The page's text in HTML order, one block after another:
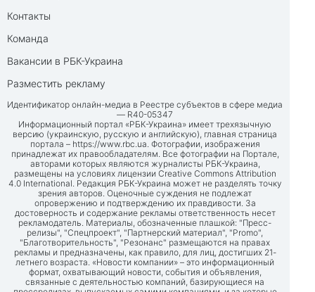
Контакты
Команда
Вакансии в РБК-Украина
Разместить рекламу
Идентификатор онлайн-медиа в Реестре субъектов в сфере медиа
— R40-05347
Информационный портал «РБК-Украина» имеет трехязычную
версию (украинскую, русскую и английскую), главная страница
портала – https://www.rbc.ua. Фотографии, изображения
принадлежат их правообладателям. Все фотографии на Портале,
авторами которых являются журналисты РБК-Украина,
размещены на условиях лицензии Creative Commons Attribution
4.0 International. Редакция РБК-Украина может не разделять точку
зрения авторов. Оценочные суждения не подлежат
опровержению и подтверждению их правдивости. За
достоверность и содержание рекламы ответственность несет
рекламодатель. Материалы, обозначенные плашкой: "Пресс-
релизы", "Спецпроект", "Партнерский материал", "Promo",
"Благотворительность", "Резонанс" размещаются на правах
рекламы и предназначены, как правило, для лиц, достигших 21-
летнего возраста. «Новости компании» – это информационный
формат, охватывающий новости, события и объявления,
связанные с деятельностью компаний, базирующиеся на